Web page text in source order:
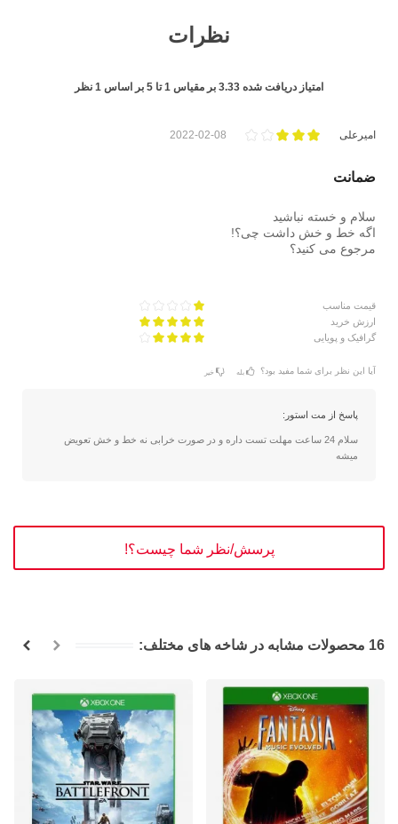
نظرات
امتیاز دریافت شده 3.33 بر مقیاس 1تا 5 بر اساس 1 نظر
امیرعلی 2022-02-08
ضمانت
سلام و خسته نباشید
اگه خط و خش داشت چی؟!
مرجوع می کنید؟
قیمت مناسب
ارزش خرید
گرافیک و پویایی
آیا این نظر برای شما مفید بود؟ بله خیر
پاسخ از مت استور:
سلام 24 ساعت مهلت تست داره و در صورت خرابی نه خط و خش تعویض
میشه
پرسش/نظر شما چیست؟!
16 محصولات مشابه در شاخه های مختلف: